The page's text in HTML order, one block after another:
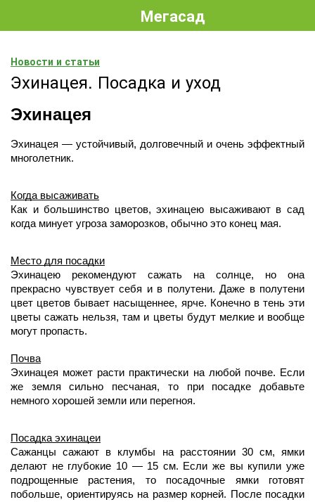
Мегасад
Новости и статьи
Эхинацея. Посадка и уход
Эхинацея
Эхинацея — устойчивый, долговечный и очень эффектный
многолетник.
Когда высаживать
Как и большинство цветов, эхинацею высаживают в сад
когда минует угроза заморозков, обычно это конец мая.
Место для посадки
Эхинацею рекомендуют сажать на солнце, но она
прекрасно чувствует себя и в полутени. Даже в полутени
цвет цветов бывает насыщеннее, ярче. Конечно в тень эти
цветы сажать нельзя, там и цветы будут мелкие и вообще
могут пропасть.
Почва
Эхинацея может расти практически на любой почве. Если
же земля сильно песчаная, то при посадке добавьте
немного хорошей земли или перегноя.
Посадка эхинацеи
Сажанцы сажают в клумбы на расстоянии 30 см, ямки
делают не глубокие 10 — 15 см. Если же вы купили уже
подрощенные растения, то посадочные ямки готовят
побольше, ориентируясь на размер корней. После посадки